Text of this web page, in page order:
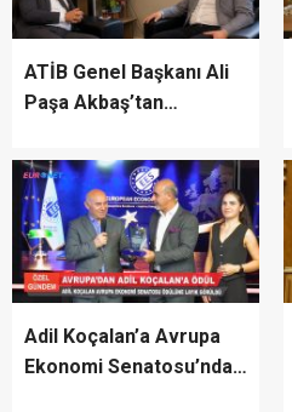
ATİB Genel Başkanı Ali
Paşa Akbaş’tan
Adil Koçalan’a Avrupa
Ekonomi Senatosu’ndan